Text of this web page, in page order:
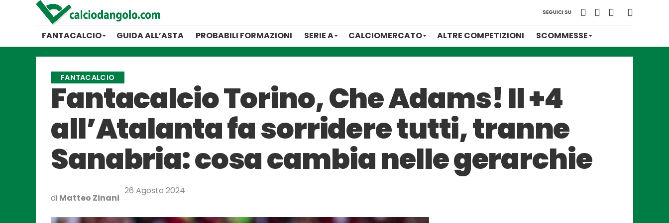
SEGUICI SU
FANTACALCIO GUIDA ALL’ASTA PROBABILI FORMAZIONI SERIE A CALCIOMERCATO ALTRE COMPETIZIONI SCOMMESSE
FANTACALCIO
Fantacalcio Torino, Che Adams! Il +4
all’Atalanta fa sorridere tutti, tranne
Sanabria: cosa cambia nelle gerarchie
di Matteo Zinani
26 Agosto 2024